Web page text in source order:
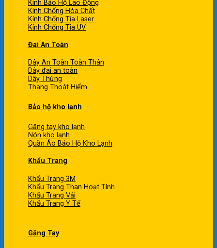
Kính Bảo Hộ Lao Động
Kính Chống Hóa Chất
Kính Chống Tia Laser
Kính Chống Tia UV
Đai An Toàn
Dây An Toàn Toàn Thân
Dây đai an toàn
Dây Thừng
Thang Thoát Hiểm
Bảo hộ kho lạnh
Găng tay kho lạnh
Nón kho lạnh
Quần Áo Bảo Hộ Kho Lạnh
Khẩu Trang
Khẩu Trang 3M
Khẩu Trang Than Hoạt Tính
Khẩu Trang Vải
Khẩu Trang Y Tế
Găng Tay